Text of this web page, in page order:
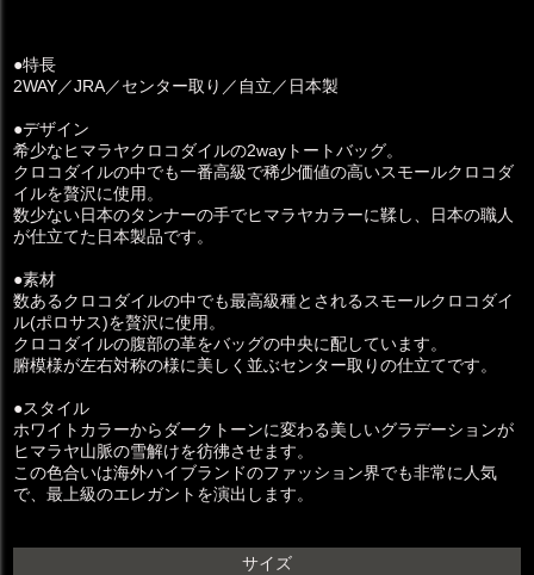
●特長
2WAY／JRA／センター取り／自立／日本製
●デザイン
希少なヒマラヤクロコダイルの2wayトートバッグ。
クロコダイルの中でも一番高級で稀少価値の高いスモールクロコダ
イルを贅沢に使用。
数少ない日本のタンナーの手でヒマラヤカラーに鞣し、日本の職人
が仕立てた日本製品です。
●素材
数あるクロコダイルの中でも最高級種とされるスモールクロコダイ
ル(ポロサス)を贅沢に使用。
クロコダイルの腹部の革をバッグの中央に配しています。
腑模様が左右対称の様に美しく並ぶセンター取りの仕立てです。
●スタイル
ホワイトカラーからダークトーンに変わる美しいグラデーションが
ヒマラヤ山脈の雪解けを彷彿させます。
この色合いは海外ハイブランドのファッション界でも非常に人気
で、最上級のエレガントを演出します。
サイズ